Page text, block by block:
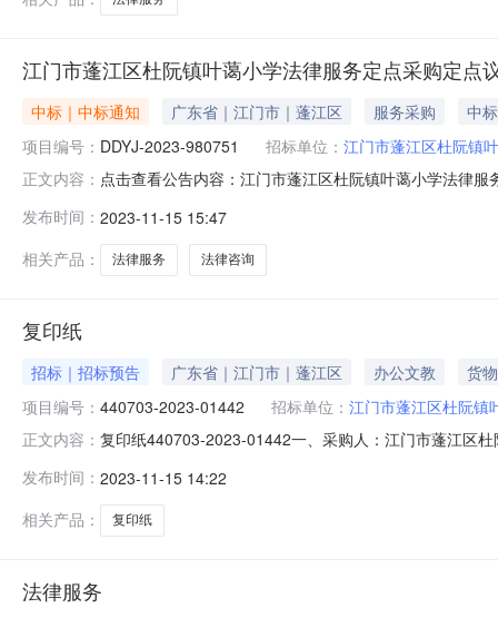
江门市蓬江区杜阮镇叶蔼小学法律服务定点采购定点
中标｜中标通知 广东省｜江门市｜蓬江区 服务采购
中
项目编号： DDYJ-2023-980751 招标单位： 江门市蓬江区杜阮镇
正文内容： 点击查看公告内容：江门市蓬江区杜阮镇叶蔼小学法律
量单位供应商报价(元)是否中标法律咨询1项4,800.00是
发布时间： 2023-11-15 15:47
相关产品：
法律服务 法律咨询
复印纸
招标｜招标预告 广东省｜江门市｜蓬江区 办公文教
货物
项目编号： 440703-2023-01442 招标单位： 江门市蓬江区杜阮镇
正文内容： 复印纸440703-2023-01442一、采购人：江门市蓬江区
发布时间： 2023-11-15 14:22
相关产品：
复印纸
法律服务